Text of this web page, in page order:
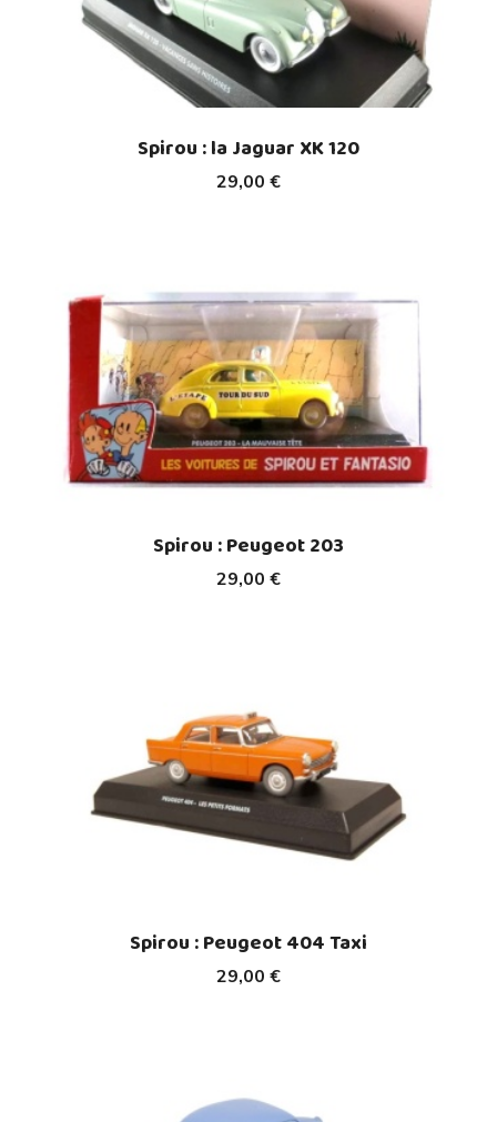
29,00 €
Spirou : la Jaguar XK 120
29,00 €
Spirou : Peugeot 203
29,00 €
Spirou : Peugeot 404 Taxi